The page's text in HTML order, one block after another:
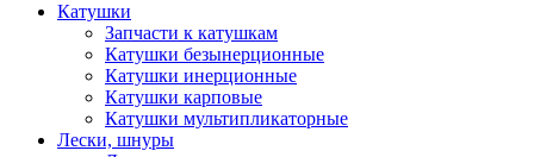
Катушки
Запчасти к катушкам
Катушки безынерционные
Катушки инерционные
Катушки карповые
Катушки мультипликаторные
Лески, шнуры